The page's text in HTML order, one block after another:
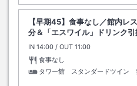
【早期45】食事なし／館内レ
分＆「エスワイル」ドリンク引
IN チェックイン
14:00 / OUT チェックアウト
11:00
食事なし
タワー館 スタンダードツイン